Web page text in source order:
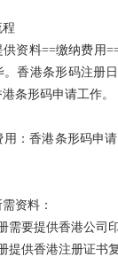
资料==缴纳费用
香港条形码注册
条形码申请工作。
：香港条形码申
资料：
需要提供香港公司
提供香港注册证书